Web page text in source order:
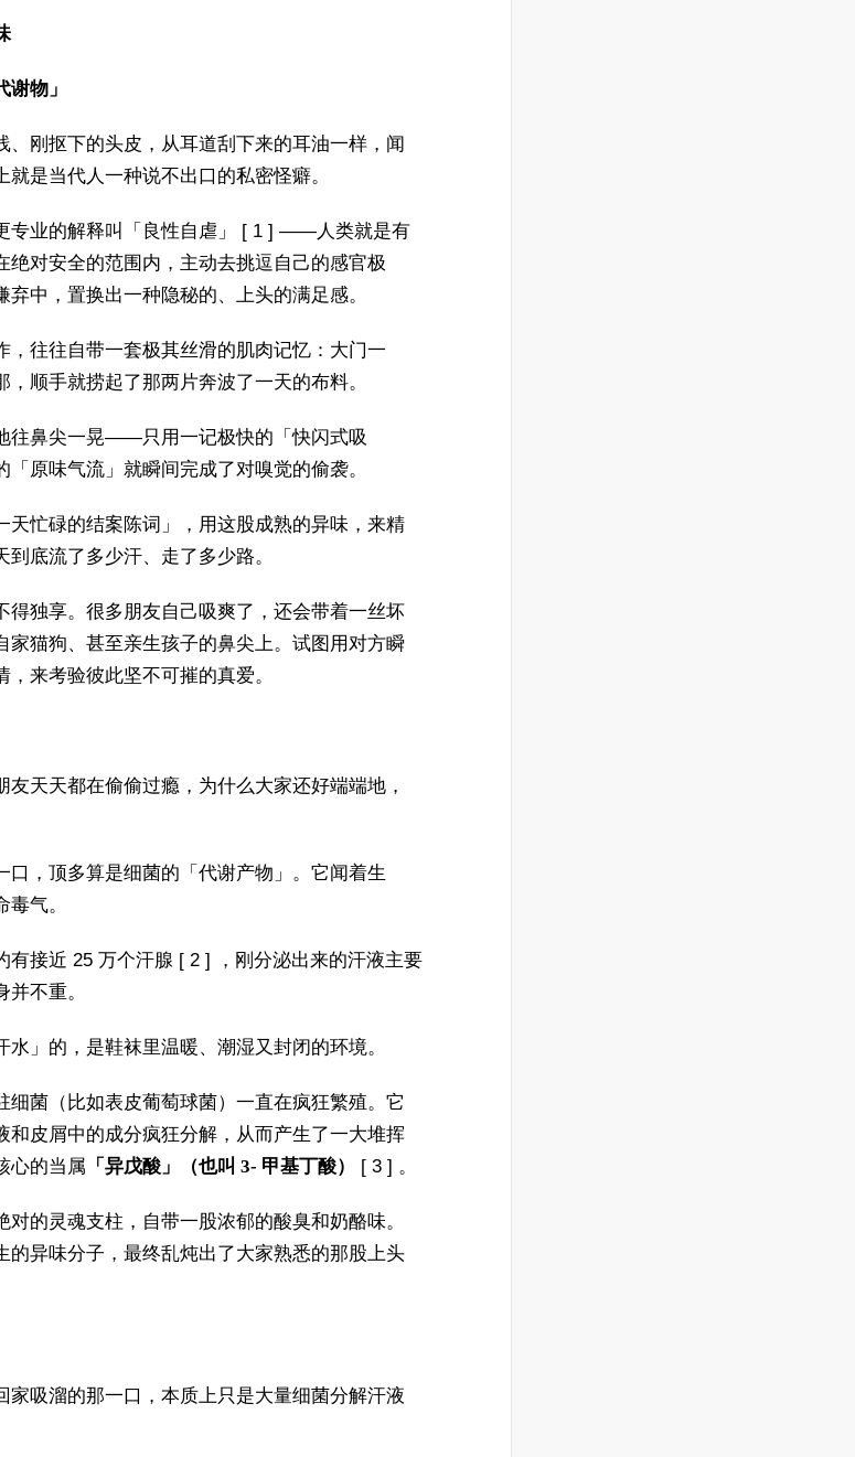
物」
、刚抠下的头皮，从耳道刮下来的耳油一样，闻
就是当代人一种说不出口的私密怪癖。
专业的解释叫「良性自虐」 [ 1 ] ——人类就是有
绝对安全的范围内，主动去挑逗自己的感官极
弃中，置换出一种隐秘的、上头的满足感。
，往往自带一套极其丝滑的肌肉记忆：大门一
顺手就捞起了那两片奔波了一天的布料。
往鼻尖一晃——只用一记极快的「快闪式吸
原味气流」就瞬间完成了对嗅觉的偷袭。
天忙碌的结案陈词」，用这股成熟的异味，来精
底流了多少汗、走了多少路。
得独享。很多朋友自己吸爽了，还会带着一丝坏
家猫狗、甚至亲生孩子的鼻尖上。试图用对方瞬
来考验彼此坚不可摧的真爱。
友天天都在偷偷过瘾，为什么大家还好端端地，
口，顶多算是细菌的「代谢产物」。它闻着生
气。
有接近 25 万个汗腺 [ 2 ] ，刚分泌出来的汗液主要
不重。
」的，是鞋袜里温暖、潮湿又封闭的环境。
细菌（比如表皮葡萄球菌）一直在疯狂繁殖。它
和皮屑中的成分疯狂分解，从而产生了一大堆挥
心的当属 「异戊酸」（也叫 3- 甲基丁酸） [ 3 ] 。
的灵魂支柱，自带一股浓郁的酸臭和奶酪味。
的异味分子，最终乱炖出了大家熟悉的那股上头
家吸溜的那一口，本质上只是大量细菌分解汗液